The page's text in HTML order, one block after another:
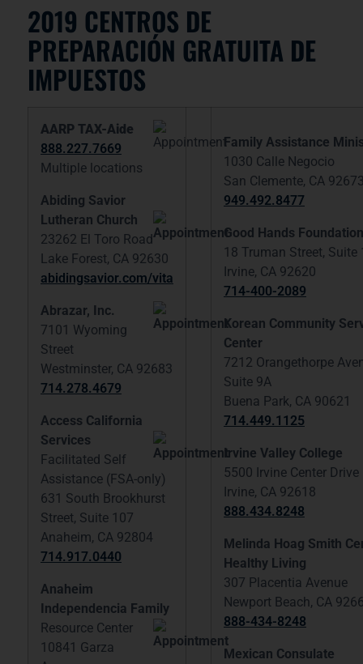
2019 CENTROS DE
PREPARACIÓN GRATUITA DE
IMPUESTOS
AARP TAX-Aide
888.227.7669
Multiple locations
Abiding Savior
Lutheran Church
23262 El Toro Road
Lake Forest, CA 92630
abidingsavior.com/vita
Abrazar, Inc.
7101 Wyoming
Street
Westminster, CA 92683
714.278.4679
Access California
Services
Facilitated Self
Assistance (FSA-only)
631 South Brookhurst
Street, Suite 107
Anaheim, CA 92804
714.917.0440
Anaheim
Independencia Family
Resource Center
10841 Garza
Family Assistance
1030 Calle Negocio
San Clemente, CA
949.492.8477
Good Hands
18 Truman Street, Suite
Irvine, CA 92620
714-400-2089
Korean Community
Center
7212 Orangethorpe
Suite 9A
Buena Park, CA 90621
714.449.1125
Irvine Valley College
5500 Irvine Center Drive
Irvine, CA 92618
888.434.8248
Melinda Hoag Smith
Healthy Living
307 Placentia Avenue
Newport Beach, CA
888-434-8248
Mexican Consulate